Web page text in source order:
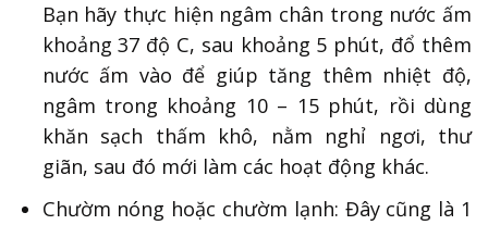
Bạn hãy thực hiện ngâm chân trong nước ấm
khoảng 37 độ C, sau khoảng 5 phút, đổ thêm
nước ấm vào để giúp tăng thêm nhiệt độ,
ngâm trong khoảng 10 – 15 phút, rồi dùng
khăn sạch thấm khô, nằm nghỉ ngơi, thư
giãn, sau đó mới làm các hoạt động khác.
Chườm nóng hoặc chườm lạnh: Đây cũng là 1